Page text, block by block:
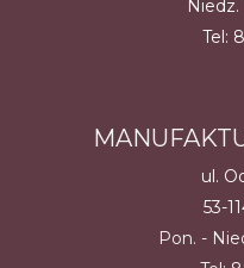
Niedz.
Tel:
ul.
53-
Pon. -